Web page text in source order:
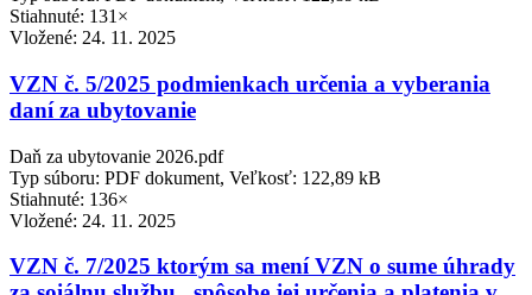
Stiahnuté: 131×
Vložené: 24. 11. 2025
VZN č. 5/2025 podmienkach určenia a vyberania
daní za ubytovanie
Daň za ubytovanie 2026.pdf
Typ súboru: PDF dokument, Veľkosť: 122,89 kB
Stiahnuté: 136×
Vložené: 24. 11. 2025
VZN č. 7/2025 ktorým sa mení VZN o sume úhrady